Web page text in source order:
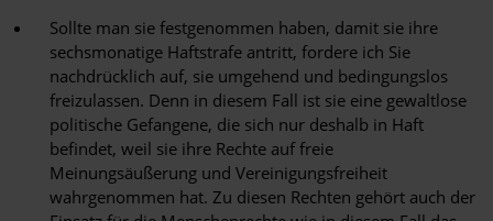
Sollte man sie festgenommen haben, damit sie ihre
sechsmonatige Haftstrafe antritt, fordere ich Sie
nachdrücklich auf, sie umgehend und bedingungslos
freizulassen. Denn in diesem Fall ist sie eine gewaltlose
politische Gefangene, die sich nur deshalb in Haft
befindet, weil sie ihre Rechte auf freie
Meinungsäußerung und Vereinigungsfreiheit
wahrgenommen hat. Zu diesen Rechten gehört auch der